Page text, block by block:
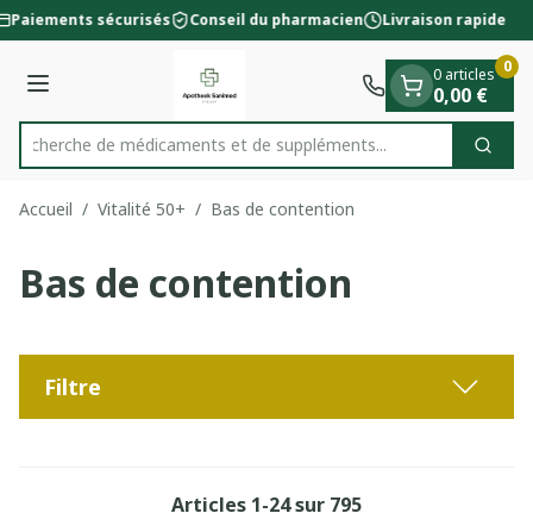
Aller au contenu
1 de 1
Paiements sécurisés Conseil du pharmacien Livraison rapide
Menu
Rechercher
Recherche de médicaments et de
0 articles
0,00 €
0
Accueil / Vitalité 50+ / Bas de contention
Bas de contention
Filtre
Articles 1-24sur 795